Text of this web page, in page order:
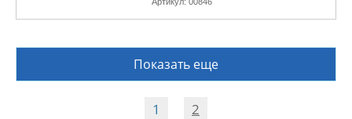
Показать еще
1 2